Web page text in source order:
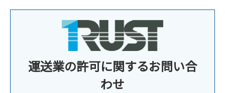
運送業の許可に関するお問い合
わせ